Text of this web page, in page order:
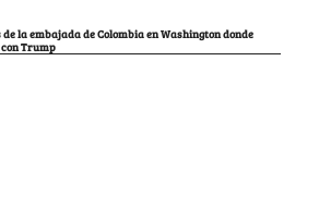
de la embajada de Colombia en Washington donde
Trump